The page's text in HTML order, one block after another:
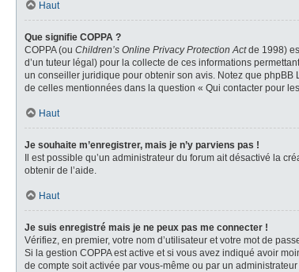
Haut
Que signifie COPPA ?
COPPA (ou Children’s Online Privacy Protection Actde 1998)
d’un tuteur légal) pour la collecte de ces informations
un conseiller juridique pour obtenir son avis. Notez que
de celles mentionnées dans la question « Qui contacter pour
Haut
Je souhaite m’enregistrer, mais je n’y parviens pas !
Il est possible qu’un administrateur du forum ait désactivé la
obtenir de l’aide.
Haut
Je suis enregistré mais je ne peux pas me connecter !
Vérifiez, en premier, votre nom d’utilisateur et votre mot de
Si la gestion COPPA est active et si vous avez indiqué avoir
de compte soit activée par vous-même ou par un